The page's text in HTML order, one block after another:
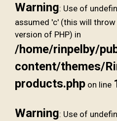
Warning: Use of
assumed 'c' (this will
version of PHP) in
/home/rinpelby/
content/themes/
products.php on line
Warning: Use of